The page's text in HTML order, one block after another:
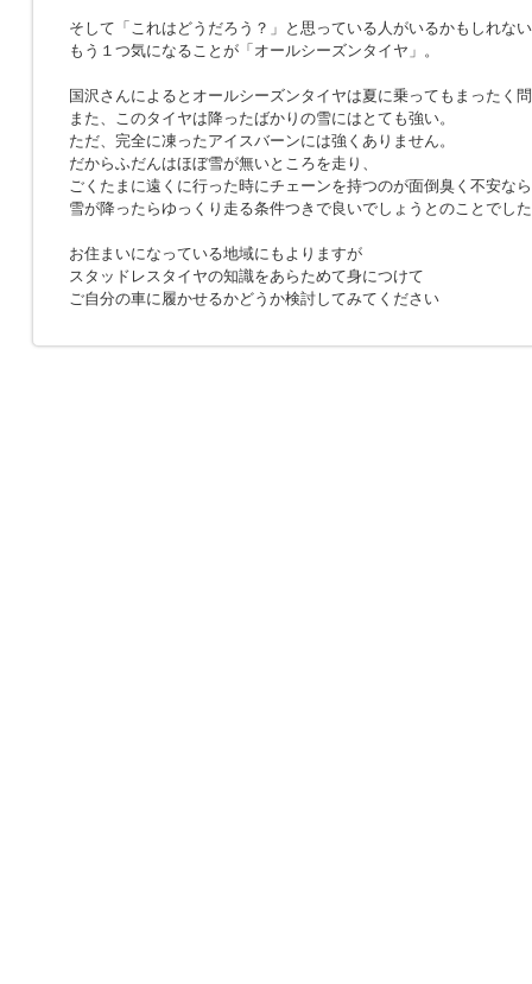
そして「これはどうだろう？」と思っている人がいるかもしれな
もう１つ気になることが「オールシーズンタイヤ」。
国沢さんによるとオールシーズンタイヤは夏に乗ってもまったく
また、このタイヤは降ったばかりの雪にはとても強い。
ただ、完全に凍ったアイスバーンには強くありません。
だからふだんはほぼ雪が無いところを走り、
ごくたまに遠くに行った時にチェーンを持つのが面倒臭く不安なら
雪が降ったらゆっくり走る条件つきで良いでしょうとのことでし
お住まいになっている地域にもよりますが
スタッドレスタイヤの知識をあらためて身につけて
ご自分の車に履かせるかどうか検討してみてください